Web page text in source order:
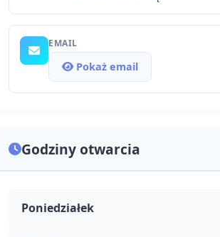
EMAIL
Pokaż email
Godziny otwarcia
Poniedziałek